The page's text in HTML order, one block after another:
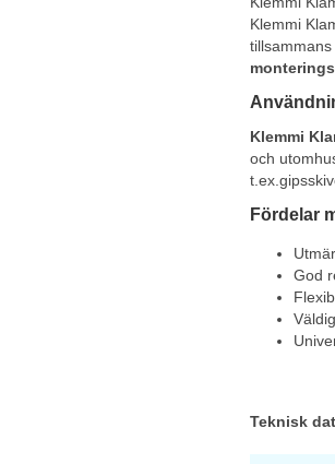
Klemmi
Klemmi
och
Fördelar
God
Teknisk